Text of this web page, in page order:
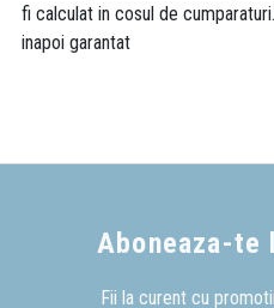
fi calculat in cosul de
inapoi garantat
Aboneaza-te
Fii la curent cu